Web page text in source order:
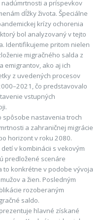
a príspevkov
dĺžky života. Špeciálne
krízy ochorenia
bol analyzovaný v tejto
Identifikujeme pritom nielen
migračného salda z
emigrantov, ako aj ich
z uvedených procesov
čo predstavovalo
vstupných
spôsobe nastavenia troch
a zahraničnej migrácie
horizont v roku 2080.
v kombinácii s vekovým
predložené scenáre
to konkrétne v podobe vývoja
a žien. Posledným
rozoberaným
saldo.
hlavné získané